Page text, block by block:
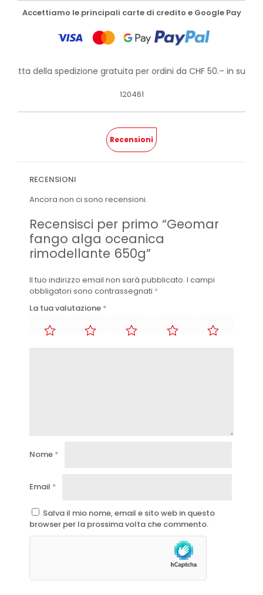
Accettiamo le principali carte di credito e Google Pay
della spedizione gratuita per ordini da CHF 50.– in su!
120461
Recensioni
RECENSIONI
Ancora non ci sono recensioni.
Recensisci per primo “Geomar
fango alga oceanica
rimodellante 650g”
Il tuo indirizzo email non sarà pubblicato. I campi
obbligatori sono contrassegnati *
La tua valutazione *
Nome *
Email *
Salva il mio nome, email e sito web in questo
browser per la prossima volta che commento.